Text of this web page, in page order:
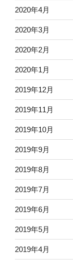
2020年4月
2020年3月
2020年2月
2020年1月
2019年12月
2019年11月
2019年10月
2019年9月
2019年8月
2019年7月
2019年6月
2019年5月
2019年4月